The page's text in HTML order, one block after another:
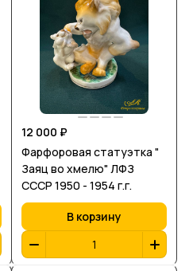
Начало XX века. В-24,5 см.
(цена за пару)
12 000 ₽
Фарфоровая статуэтка "
Заяц во хмелю" ЛФЗ
СССР 1950 - 1954 г.г.
В корзину